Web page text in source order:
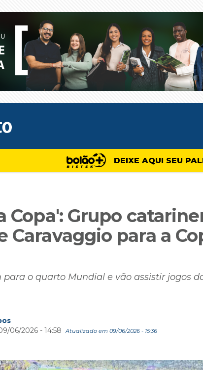
DEIXE AQUI SEU
Copa': Grupo
Caravaggio para a
o quarto Mundial e vão assistir jogos
06/2026 - 14:58
Atualizado em 09/06/2026 - 15:36